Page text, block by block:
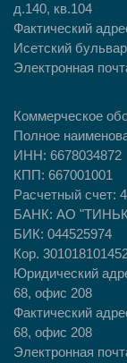
д.140, кв.104
Фактический
Исетский
Электронная
Коммерческое
Полное
ИНН: 6678034872
КПП: 667001001
Расчетный счет:
БАНК: АО
БИК: 044525974
Кор.
Юридический
68, офис 208
Фактический
68, офис 208
Электронная